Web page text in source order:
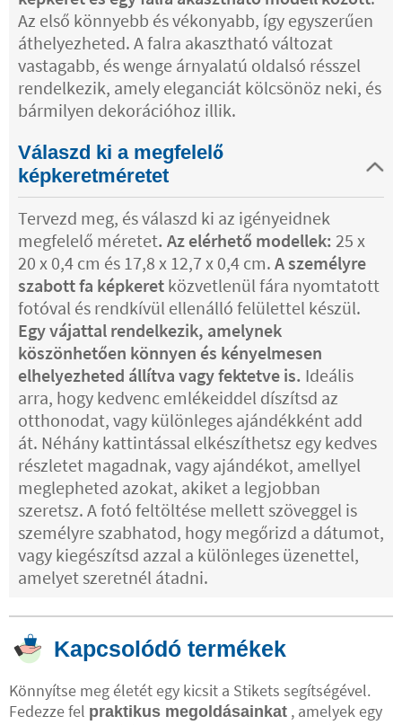
Az első könnyebb és vékonyabb, így egyszerűen
áthelyezheted. A falra akasztható változat
vastagabb, és wenge árnyalatú oldalsó résszel
rendelkezik, amely eleganciát kölcsönöz neki, és
bármilyen dekorációhoz illik.
Válaszd ki a megfelelő
képkeretméretet
Tervezd meg, és válaszd ki az igényeidnek
megfelelő méretet. Az elérhető modellek: 25 x
20 x 0,4 cm és 17,8 x 12,7 x 0,4 cm. A személyre
szabott fa képkeret közvetlenül fára nyomtatott
fotóval és rendkívül ellenálló felülettel készül.
Egy vájattal rendelkezik, amelynek
köszönhetően könnyen és kényelmesen
elhelyezheted állítva vagy fektetve is. Ideális
arra, hogy kedvenc emlékeiddel díszítsd az
otthonodat, vagy különleges ajándékként add
át. Néhány kattintással elkészíthetsz egy kedves
részletet magadnak, vagy ajándékot, amellyel
meglepheted azokat, akiket a legjobban
szeretsz. A fotó feltöltése mellett szöveggel is
személyre szabhatod, hogy megőrizd a dátumot,
vagy kiegészítsd azzal a különleges üzenettel,
amelyet szeretnél átadni.
Kapcsolódó termékek
Könnyítse meg életét egy kicsit a Stikets segítségével.
Fedezze fel praktikus megoldásainkat , amelyek egy